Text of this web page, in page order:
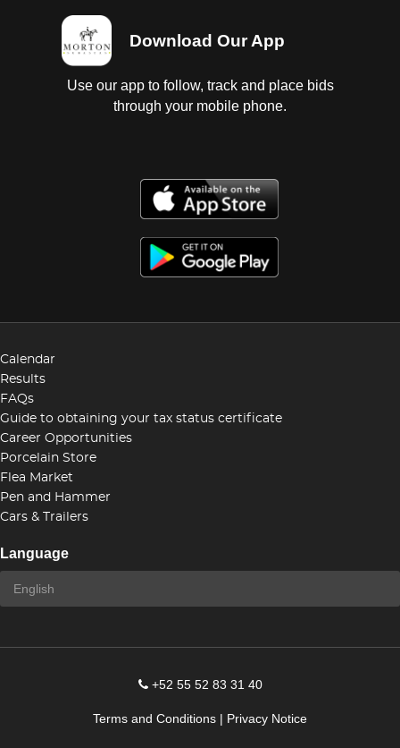
Download Our App
Use our app to follow, track and place bids
through your mobile phone.
Calendar
Results
FAQs
Guide to obtaining your tax status certificate
Career Opportunities
Porcelain Store
Flea Market
Pen and Hammer
Cars & Trailers
Language
+52 55 52 83 31 40
Terms and Conditions | Privacy Notice